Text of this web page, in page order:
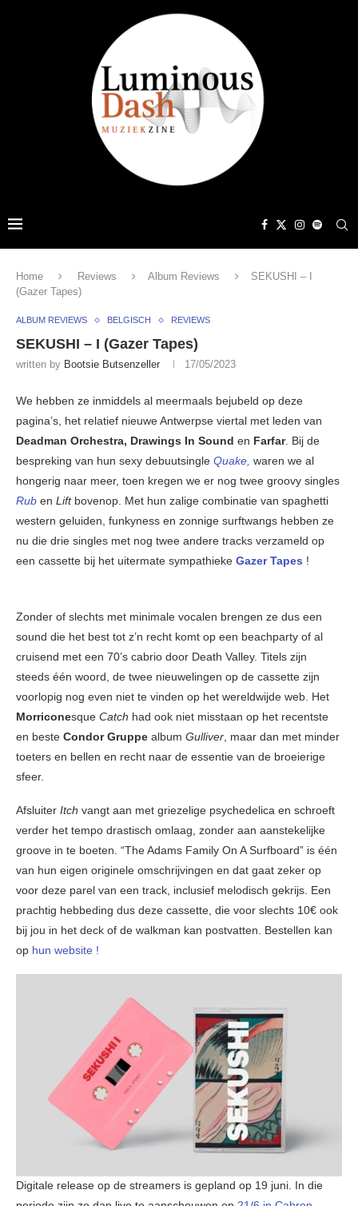
Home Reviews Album Reviews
SEKUSHI – I
(Gazer Tapes)
ALBUM REVIEWS BELGISCH REVIEWS
SEKUSHI – I (Gazer Tapes)
written by Bootsie Butsenzeller 17/05/2023
We hebben ze inmiddels al meermaals bejubeld op deze
pagina’s, het relatief nieuwe Antwerpse viertal met leden van
Deadman Orchestra, Drawings In Sound en Farfar. Bij de
bespreking van hun sexy debuutsingle Quake, waren we al
hongerig naar meer, toen kregen we er nog twee groovy singles
Rub en Liftbovenop. Met hun zalige combinatie van spaghetti
western geluiden, funkyness en zonnige surftwangs hebben ze
nu die drie singles met nog twee andere tracks verzameld op
een cassette bij het uitermate sympathieke Gazer Tapes !
Zonder of slechts met minimale vocalen brengen ze dus een
sound die het best tot z’n recht komt op een beachparty of al
cruisend met een 70’s cabrio door Death Valley. Titels zijn
steeds één woord, de twee nieuwelingen op de cassette zijn
voorlopig nog even niet te vinden op het wereldwijde web. Het
Morriconesque Catch had ook niet misstaan op het recentste
en beste Condor Gruppe album Gulliver, maar dan met minder
toeters en bellen en recht naar de essentie van de broeierige
sfeer.
Afsluiter Itch vangt aan met griezelige psychedelica en schroeft
verder het tempo drastisch omlaag, zonder aan aanstekelijke
groove in te boeten. “The Adams Family On A Surfboard” is één
van hun eigen originele omschrijvingen en dat gaat zeker op
voor deze parel van een track, inclusief melodisch gekrijs. Een
prachtig hebbeding dus deze cassette, die voor slechts 10€ ook
bij jou in het deck of de walkman kan postvatten. Bestellen kan
op hun website !
Digitale release op de streamers is gepland op 19 juni. In die